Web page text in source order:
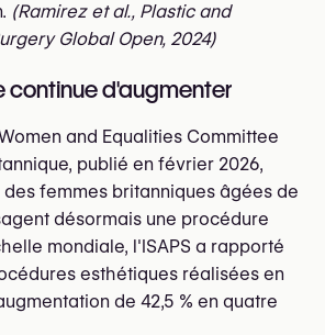
(Ramirez et al., Plastic and
Global Open, 2024)
continue d'augmenter
and Equalities Committee
publié en février 2026,
des femmes britanniques âgées de
désormais une procédure
mondiale, l'ISAPS a rapporté
esthétiques réalisées en
de 42,5 % en quatre